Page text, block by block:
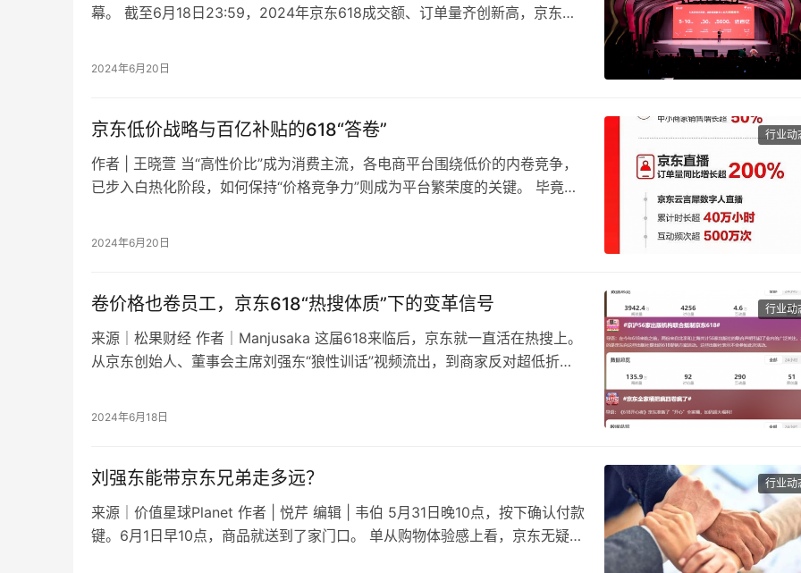
幕。 截至6月18日23:59，2024年京东618成交额、订单量齐创新高，京东直
2024年6月20日
行业动
京东低价战略与百亿补贴的618“答卷”
作者 | 王晓萱 当“高性价比”成为消费主流，各电商平台围绕低价的内卷竞争，
已步入白热化阶段，如何保持“价格竞争力”则成为平台繁荣度的关键。 毕竟，
2024年6月20日
行业动
卷价格也卷员工，京东618“热搜体质”下的变革信号
来源｜松果财经 作者｜Manjusaka 这届618来临后，京东就一直活在热搜上。
从京东创始人、董事会主席刘强东“狼性训话”视频流出，到商家反对超低折
2024年6月18日
行业动
刘强东能带京东兄弟走多远？
​来源｜价值星球Planet 作者 | 悦芹 编辑 | 韦伯 5月31日晚10点，按下确认付款
键。6月1日早10点，商品就送到了家门口。 单从购物体验感上看，京东无疑是